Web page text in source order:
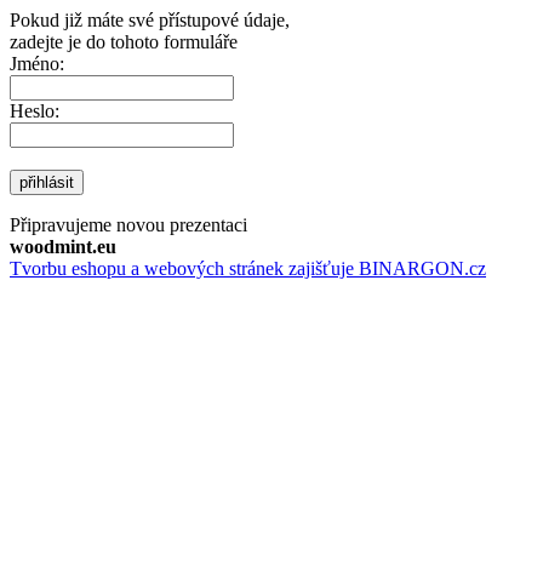
Pokud již máte své přístupové údaje,
zadejte je do tohoto formuláře
Jméno:
Heslo:
přihlásit
Připravujeme novou prezentaci
woodmint.eu
Tvorbu eshopu a webových stránek zajišťuje BINARGON.cz